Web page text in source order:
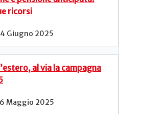
ricorsi
Giugno 2025
al via la campagna
Maggio 2025